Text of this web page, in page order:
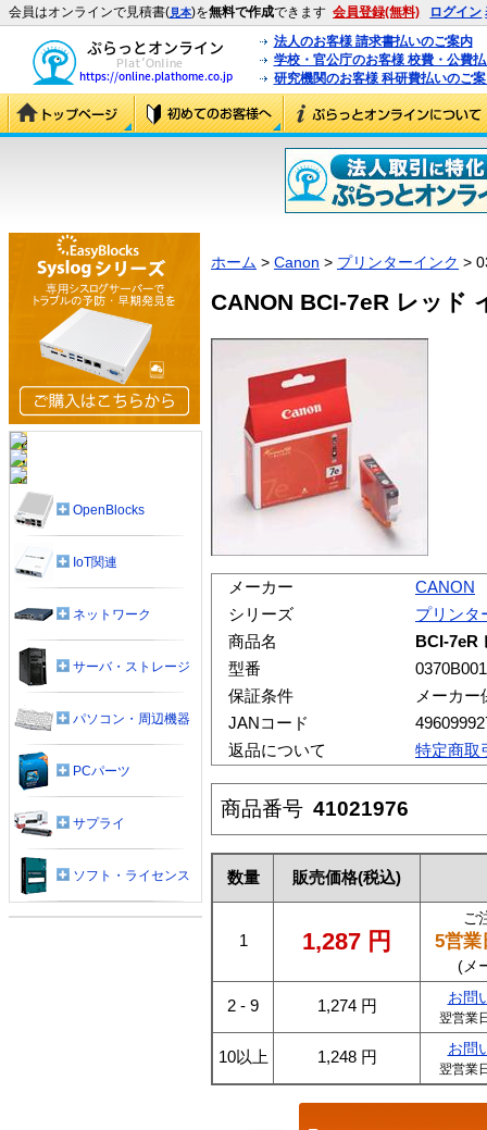
会員はオンラインで見積書(見本)を無料で作成できます 会員登録(無料) ログイン
法人のお客様 請求書払いのご案内
学校・官公庁のお客様 校費・公費
研究機関のお客様 科研費払いのご
ホーム > Canon > プリンターインク >
CANON BCI-7eR レッド
メーカー
CANON
シリーズ
プリンタ
商品名
BCI-7eR
型番
0370B001
保証条件
メーカー
JANコード
返品について
特定商取
商品番号 41021976
数量 販売価格(税込)
1 1,287 円
ご
5営業
(メ
2 - 9 1,274 円 お問
翌営業
10以上 1,248 円 お問
翌営業
OpenBlocks
IoT関連
ネットワーク
サーバ・ストレージ
パソコン・周辺機器
PCパーツ
サプライ
ソフト・ライセンス